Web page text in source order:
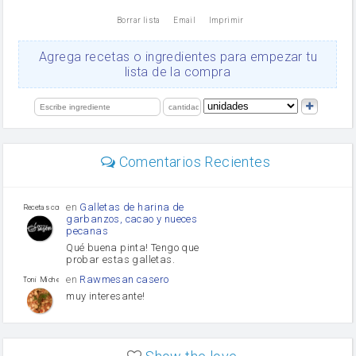
Ajos
orégano
limón
Borrar lista Email Imprimir
Agrega recetas o ingredientes para empezar tu
lista de la compra
Comentarios Recientes
Recetas con sazon
en Galletas de harina de
garbanzos, cacao y nueces
pecanas
Qué buena pinta! Tengo que
probar estas galletas.
Toni Michel Caubet
en Rawmesan casero
muy interesante!
enLasaña casera fácil y